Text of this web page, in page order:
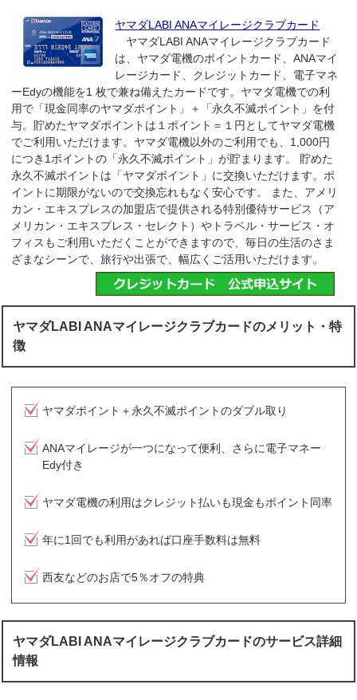
ヤマダLABI ANAマイレージクラブカード
ヤマダLABI ANAマイレージクラブカード
は、ヤマダ電機のポイントカード、ANAマイ
レージカード、クレジットカード、電子マネ
ーEdyの機能を1 枚で兼ね備えたカードです。ヤマダ電機での利
用で「現金同率のヤマダポイント」＋「永久不滅ポイント」を付
与。貯めたヤマダポイントは１ポイント＝１円としてヤマダ電機
でご利用いただけます。ヤマダ電機以外のご利用でも、1,000円
につき1ポイントの「永久不滅ポイント」が貯まります。 貯めた
永久不滅ポイントは「ヤマダポイント」に交換いただけます。ポ
イントに期限がないので交換忘れもなく安心です。 また、アメリ
カン・エキスプレスの加盟店で提供される特別優待サービス（ア
メリカン・エキスプレス・セレクト）やトラベル・サービス・オ
フィスもご利用いただくことができますので、毎日の生活のさま
ざまなシーンで、旅行や出張で、幅広くご活用いただけます。
ヤマダLABI ANAマイレージクラブカードのメリット・特
徴
ヤマダポイント＋永久不滅ポイントのダブル取り
ANAマイレージが一つになって便利、さらに電子マネー
Edy付き
ヤマダ電機の利用はクレジット払いも現金もポイント同率
年に1回でも利用があれば口座手数料は無料
西友などのお店で5％オフの特典
ヤマダLABI ANAマイレージクラブカードのサービス詳細
情報